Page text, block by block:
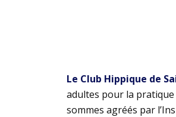
Le Club Hippique de
adultes pour la pratique
sommes agréés par